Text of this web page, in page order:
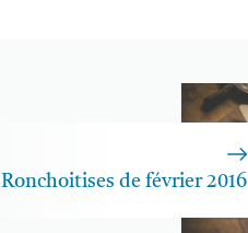
Ronchoitises de février 2016